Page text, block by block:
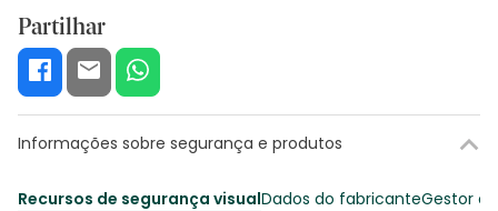
Partilhar
Informações sobre segurança e produtos
Recursos de segurança visualDados do fabricanteGestor